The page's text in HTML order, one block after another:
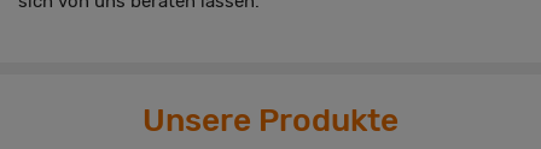
Unsere Produkte